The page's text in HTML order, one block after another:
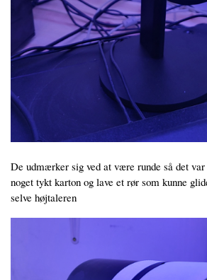
De udmærker sig ved at være runde så det
noget tykt karton og lave et rør som kunne
selve højtaleren